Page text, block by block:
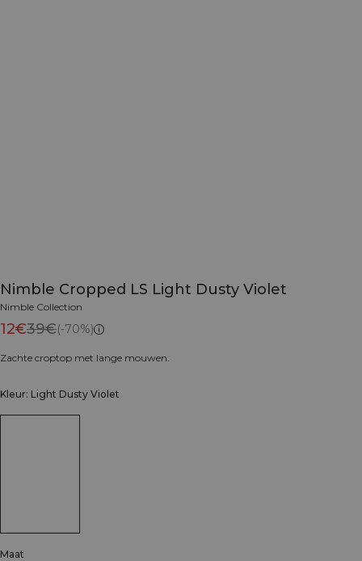
Nimble Cropped LS Light Dusty Violet
Nimble Collection
12€39€(-70%)
Zachte croptop met lange mouwen.
Kleur: Light Dusty Violet
Maat